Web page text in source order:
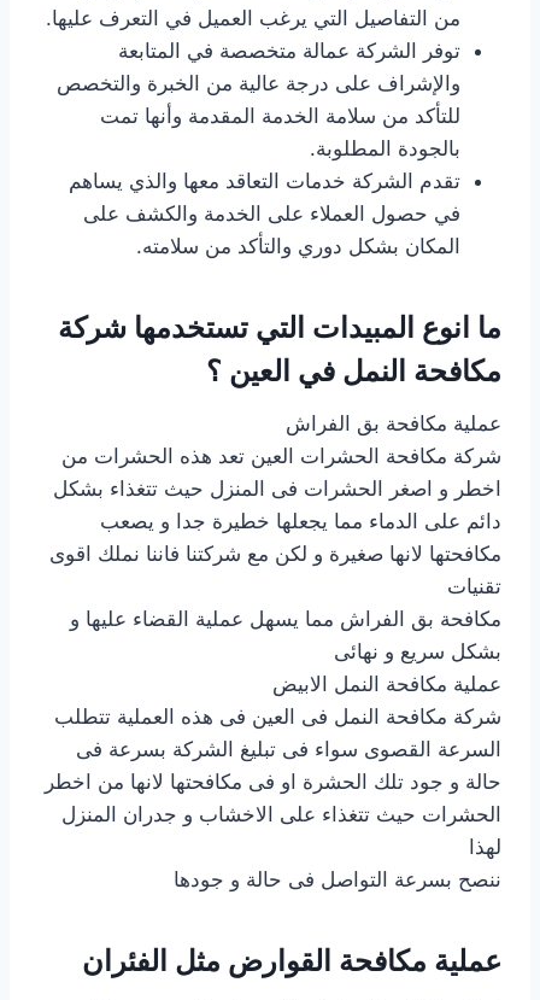
من التفاصيل التي يرغب العميل في التعرف عليها.
توفر الشركة عمالة متخصصة في المتابعة
والإشراف على درجة عالية من الخبرة والتخصص
للتأكد من سلامة الخدمة المقدمة وأنها تمت
بالجودة المطلوبة.
تقدم الشركة خدمات التعاقد معها والذي يساهم
في حصول العملاء على الخدمة والكشف على
المكان بشكل دوري والتأكد من سلامته.
ما انوع المبيدات التي تستخدمها شركة
مكافحة النمل في العين ؟
عملية مكافحة بق الفراش
شركة مكافحة الحشرات العين تعد هذه الحشرات من
اخطر و اصغر الحشرات فى المنزل حيث تتغذاء بشكل
دائم على الدماء مما يجعلها خطيرة جدا و يصعب
مكافحتها لانها صغيرة و لكن مع شركتنا فاننا نملك اقوى
تقنيات
مكافحة بق الفراش مما يسهل عملية القضاء عليها و
بشكل سريع و نهائى
عملية مكافحة النمل الابيض
شركة مكافحة النمل فى العين فى هذه العملية تتطلب
السرعة القصوى سواء فى تبليغ الشركة بسرعة فى
حالة و جود تلك الحشرة او فى مكافحتها لانها من اخطر
الحشرات حيث تتغذاء على الاخشاب و جدران المنزل
لهذا
ننصح بسرعة التواصل فى حالة و جودها
عملية مكافحة القوارض مثل الفئران